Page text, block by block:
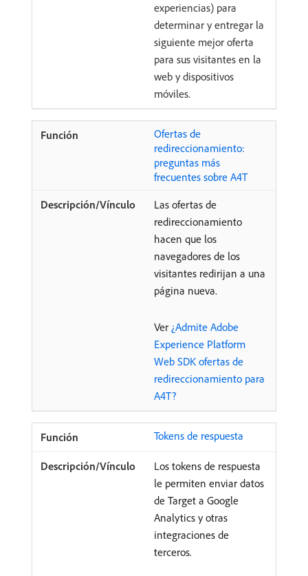
experiencias) para
determinar y entregar la
siguiente mejor oferta
para sus visitantes en la
web y dispositivos
móviles.
Ofertas de
redireccionamiento:
preguntas más
frecuentes sobre A4T
Las ofertas de
redireccionamiento
hacen que los
navegadores de los
visitantes redirijan a una
página nueva.
Ver ¿Admite Adobe
Experience Platform
Web SDK ofertas de
redireccionamiento para
A4T?
Tokens de respuesta
Los tokens de respuesta
le permiten enviar datos
de Target a Google
Analytics y otras
integraciones de
terceros.